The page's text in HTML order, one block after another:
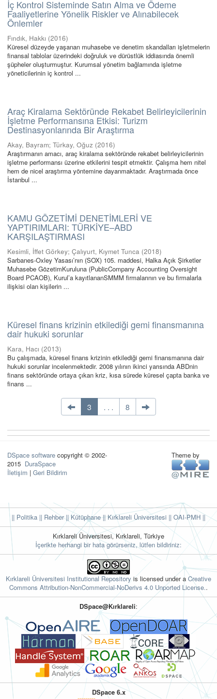
İç Kontrol Sisteminde Satın Alma ve Ödeme
Faaliyetlerine Yönelik Riskler ve Alınabilecek
Önlemler
Fındık, Hakkı (2016)
Küresel düzeyde yaşanan muhasebe ve denetim skandalları işletmelerin
finansal tablolar üzerindeki doğruluk ve dürüstlük iddiasında önemli
şüpheler oluşturmuştur. Kurumsal yönetim bağlamında işletme
yöneticilerinin iç kontrol ...
Araç Kiralama Sektöründe Rekabet Belirleyicilerinin
İşletme Performansına Etkisi: Turizm
Destinasyonlarında Bir Araştırma
Akay, Bayram; Türkay, Oğuz (2016)
Araştırmanın amacı, araç kiralama sektöründe rekabet belirleyicilerinin
işletme performansı üzerine etkilerini tespit etmektir. Çalışma hem nitel
hem de nicel araştırma yöntemine dayanmaktadır. Araştırmada önce
İstanbul ...
KAMU GÖZETİMİ DENETİMLERİ VE
YAPTIRIMLARI: TÜRKİYE–ABD
KARŞILAŞTIRMASI
Kesimli, İffet Görkey; Çalıyurt, Kıymet Tunca (2018)
Sarbanes-Oxley Yasası’nın (SOX) 105. maddesi, Halka Açık Şirketler
Muhasebe GözetimKuruluna (PublicCompany Accounting Oversight
Board PCAOB), Kurul’a kayıtlananSMMM firmalarının ve bu firmalarla
ilişkisi olan kişilerin ...
Küresel finans krizinin etkilediği gemi finansmanına
dair hukuki sorunlar
Kara, Hacı (2013)
Bu çalışmada, küresel finans krizinin etkilediği gemi finansmanına dair
hukuki sorunlar incelenmektedir. 2008 yılının ikinci yarısında ABDnin
finans sektöründe ortaya çıkan kriz, kısa sürede küresel çapta banka ve
finans ...
3 . . . 8
DSpace software copyright © 2002-
2015 DuraSpace
İletişim | Geri Bildirim
Theme by
|| Politika || Rehber|| Kütüphane|| Kırklareli Üniversitesi || OAI-PMH ||
Kırklareli Üniversitesi, Kırklareli, Türkiye
İçerikte herhangi bir hata görürseniz, lütfen bildiriniz:
Kırklareli Üniversitesi Institutional Repository is licensed under a Creative
Commons Attribution-NonCommercial-NoDerivs 4.0 Unported License..
DSpace@Kırklareli:
DSpace 6.x